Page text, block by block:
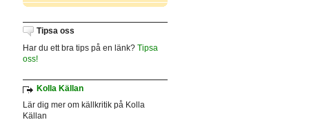
Tipsa oss
Har du ett bra tips på en länk? Tipsa
oss!
Kolla Källan
Lär dig mer om källkritik på Kolla
Källan